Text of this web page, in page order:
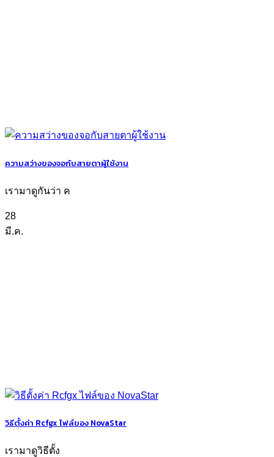
ความสว่างของจอกับสายตาผู้ใช้งาน
เรามาดูกันว่า ค
28
มี.ค.
วิธีตั้งค่า Rcfgx ไฟล์ของ NovaStar
เรามาดูวิธีตั้ง